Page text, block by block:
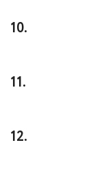
10.
11.
12.